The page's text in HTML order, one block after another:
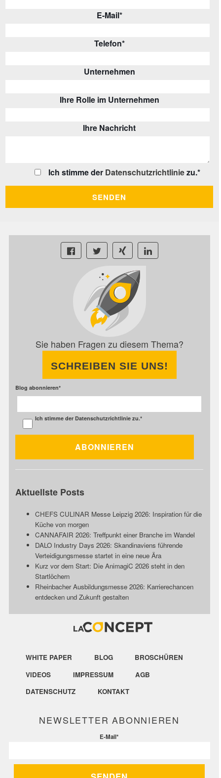
E-Mail*
Telefon*
Unternehmen
Ihre Rolle im Unternehmen
Ihre Nachricht
Ich stimme der Datenschutzrichtliniezu.*
Sie haben Fragen zu diesem Thema?
SCHREIBEN SIE UNS!
Blog abonnieren*
Ich stimme der Datenschutzrichtlinie zu.*
Aktuellste Posts
CHEFS CULINAR Messe Leipzig 2026: Inspiration für die
Küche von morgen
CANNAFAIR 2026: Treffpunkt einer Branche im Wandel
DALO Industry Days 2026: Skandinaviens führende
Verteidigungsmesse startet in eine neue Ära
Kurz vor dem Start: Die AnimagiC 2026 steht in den
Startlöchern
Rheinbacher Ausbildungsmesse 2026: Karrierechancen
entdecken und Zukunft gestalten
WHITE PAPER BLOG
BROSCHÜREN
VIDEOS
IMPRESSUM
AGB
DATENSCHUTZ
KONTAKT
NEWSLETTER ABONNIEREN
E-Mail*